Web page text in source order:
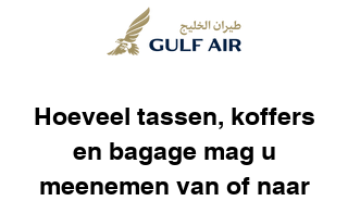
Hoeveel tassen, koffers
en bagage mag u
meenemen van of naar